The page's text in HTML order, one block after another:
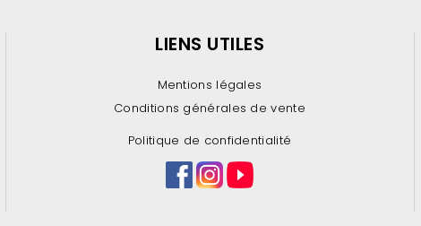
LIENS UTILES
Mentions légales
Conditions générales de vente
Politique de confidentialité